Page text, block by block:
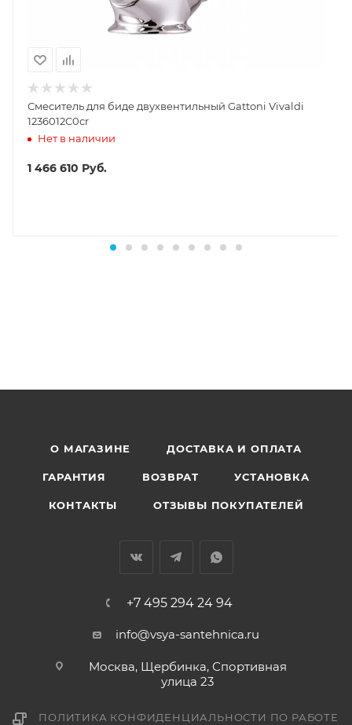
Смеситель для биде двухвентильный Gattoni Vivaldi
1236012C0cr
Нет в наличии
1 466 610 Руб.
О МАГАЗИНЕ ДОСТАВКА И ОПЛАТА
ГАРАНТИЯ ВОЗВРАТ УСТАНОВКА
КОНТАКТЫ ОТЗЫВЫ ПОКУПАТЕЛЕЙ
+7 495 294 24 94
info@vsya-santehnica.ru
Москва, Щербинка, Спортивная
улица 23
ПОЛИТИКА КОНФИДЕНЦИАЛЬНОСТИ ПО РАБОТЕ